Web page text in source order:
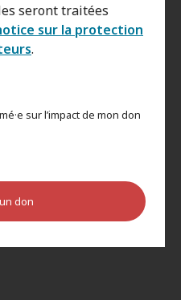
seront traitées
sur la protection
.
sur l’impact de mon don
don